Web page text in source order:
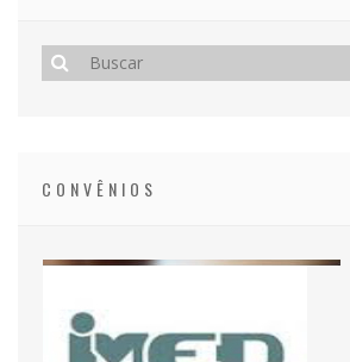
CONVÊNIOS